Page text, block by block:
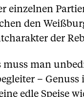
einzelnen
den
der
man
–
edle Speise